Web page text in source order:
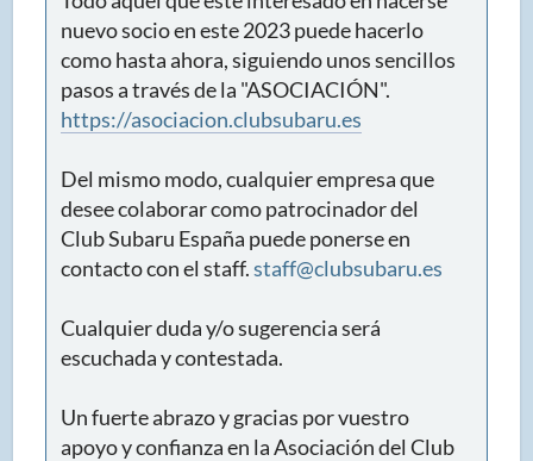
nuevo socio en este 2023 puede hacerlo
como hasta ahora, siguiendo unos sencillos
pasos a través de la "ASOCIACIÓN".
https://asociacion.clubsubaru.es
Del mismo modo, cualquier empresa que
desee colaborar como patrocinador del
Club Subaru España puede ponerse en
contacto con el staff.staff@clubsubaru.es
Cualquier duda y/o sugerencia será
escuchada y contestada.
Un fuerte abrazo y gracias por vuestro
apoyo y confianza en la Asociación del Club